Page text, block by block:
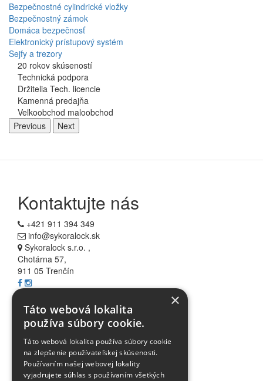
Bezpečnostné cylindrické vložky
Bezpečnostný zámok
Domáca bezpečnosť
Elektronický prístupový systém
Sejfy a trezory
20 rokov skúseností
Technická podpora
Držitelia Tech. licencie
Kamenná predajňa
Veľkoobchod maloobchod
Previous
Next
Kontaktujte nás
+421 911 394 349
info@sykoralock.sk
Sykoralock s.r.o. ,
Chotárna 57,
911 05 Trenčín
Informácie
Všetko o nákupe
Akcie
Blog
FAQ
Partnerské stránky
×
Táto webová lokalita
používa súbory cookie.
Táto webová lokalita používa súbory cookie
na zlepšenie používateľskej skúsenosti.
Používaním našej webovej lokality
vyjadrujete súhlas s používaním všetkých